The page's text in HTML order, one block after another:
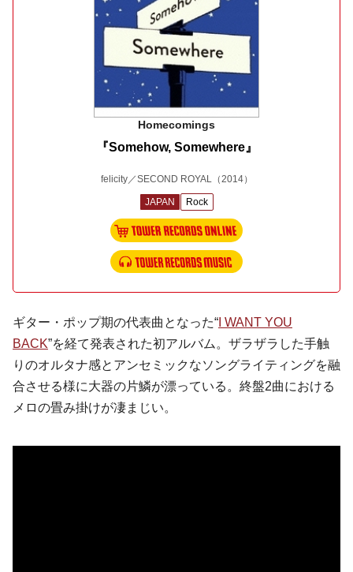
Homecomings
『Somehow, Somewhere』
felicity／SECOND ROYAL （2014）
JAPAN Rock
ギター・ポップ期の代表曲となった“ I WANT YOU
BACK”を経て発表された初アルバム。ザラザラした手触
りのオルタナ感とアンセミックなソングライティングを融
合させる様に大器の片鱗が漂っている。終盤2曲における
メロの畳み掛けが凄まじい。